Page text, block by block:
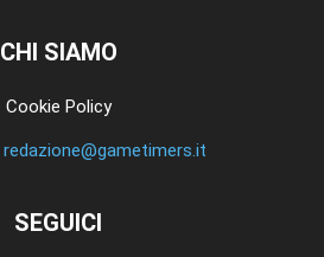
CHI SIAMO
Cookie Policy
redazione@gametimers.it
SEGUICI